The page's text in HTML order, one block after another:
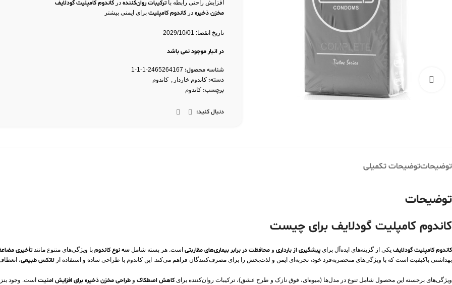
بزرگنمایی تصویر
افزایش راحتی رابطه باترکیبات روان‌کنندهدر کاندوم کامپلیت گودلایف
مخزن ذخیرهدرکاندوم کامپلیتبرای ایمنی بیشتر
تاریخ انقضا: 2029/10/01
در انبار موجود نمی باشد
شناسه محصول: 2465264167-1-1-1
دسته: کاندوم خاردار , کاندوم
برچسب: کاندوم
دنبال کنید:
توضیحاتتوضیحات تکمیلی
توضیحات
کاندوم کامپلیت گودلایف برای چیست
کاندوم کامپلیت گودلایف یکی از گزینه‌های ایده‌آل برای پیشگیری از بارداری و محافظت در برابر بیماری‌های مقاربتی است. هر بسته شامل سهنوعکاندوم با ویژگی‌های متنوع مانند تأخیری
بهداشتی باکیفیت است که با ویژگی‌های منحصربه‌فرد خود، تجربه‌ای ایمن و لذت‌بخش را برای مصرف‌کنندگان فراهم می‌کند. این کاندوم با طراحی ساده و استفاده از لاتکس طبیعی،
ویژگی‌های برجسته این محصول شامل تنوع در مدل‌ها (میوه‌ای، فوق نازک و طرح عشق)، ترکیبات روان‌کننده برای کاهش اصطکاک و طراحی مخزن ذخیره برای افزایش امنیت است. وجود